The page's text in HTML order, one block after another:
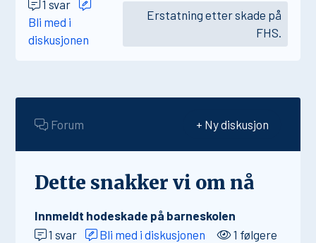
1 svar
Bli med i
diskusjonen
Erstatning etter skade på
FHS.
Forum + Ny diskusjon
Dette snakker vi om nå
Innmeldt hodeskade på barneskolen
1 svar
Bli med i diskusjonen 1 følgere